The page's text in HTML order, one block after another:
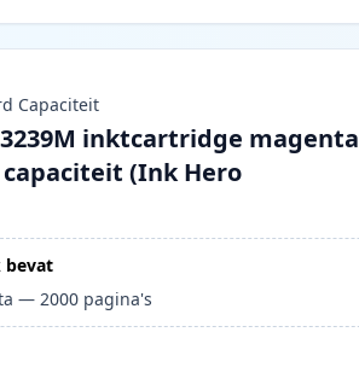
Capaciteit
inktcartridge magenta
(Ink Hero
bevat
—2000 pagina's